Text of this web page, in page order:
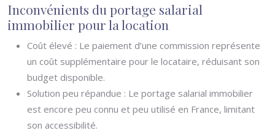
Inconvénients du portage salarial
immobilier pour la location
Coût élevé : Le paiement d’une commission représente
un coût supplémentaire pour le locataire, réduisant son
budget disponible.
Solution peu répandue : Le portage salarial immobilier
est encore peu connu et peu utilisé en France, limitant
son accessibilité.